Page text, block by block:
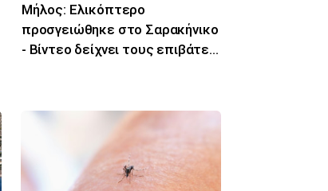
Μήλος: Ελικόπτερο
προσγειώθηκε στο Σαρακήνικο
- Βίντεο δείχνει τους επιβάτες